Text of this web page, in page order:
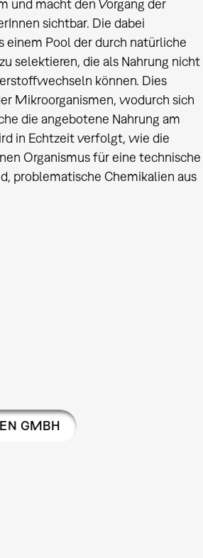
und macht den Vorgang der
sichtbar. Die dabei
einem Pool der durch natürliche
selektieren, die als Nahrung nicht
können. Dies
Mikroorganismen, wodurch sich
die angebotene Nahrung am
in Echtzeit verfolgt, wie die
Organismus für eine technische
problematische Chemikalien aus
GMBH